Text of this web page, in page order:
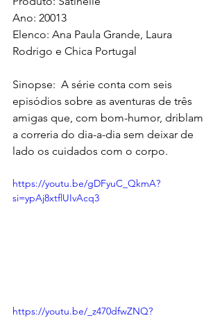
Ano: 20013
Elenco: Ana Paula Grande, Laura
Rodrigo e Chica Portugal
Sinopse:  A série conta com seis
episódios sobre as aventuras de três
amigas que, com bom-humor, driblam
a correria do dia-a-dia sem deixar de
lado os cuidados com o corpo.
https://youtu.be/gDFyuC_QkmA?
si=ypAj8xtflUIvAcq3
https://youtu.be/_z470dfwZNQ?